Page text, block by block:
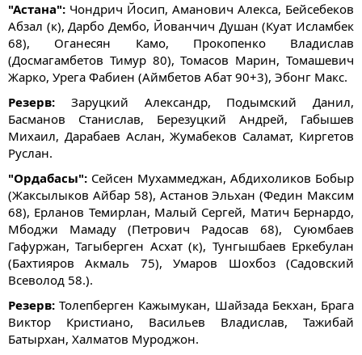
"Астана": Чондрич Йосип, Аманович Алекса, Бейсебеков
Абзал (к), Дарбо Дембо, Йованчич Душан (Куат Исламбек
68), Оганесян Камо, Прокопенко Владислав
(Досмагамбетов Тимур 80), Томасов Марин, Томашевич
Жарко, Урега Фабиен (Аймбетов Абат 90+3), Эбонг Макс.
Резерв: Заруцкий Александр, Подымский Данил,
Басманов Станислав, Березуцкий Андрей, Габышев
Михаил, Дарабаев Аслан, Жумабеков Саламат, Киргетов
Руслан.
"Ордабасы": Сейсен Мухаммеджан, Абдихоликов Бобыр
(Жаксылыков Айбар 58), Астанов Эльхан (Федин Максим
68), Ерланов Темирлан, Малый Сергей, Матич Бернардо,
Мбоджи Мамаду (Петрович Радосав 68), Суюмбаев
Гафуржан, Тагыберген Асхат (к), Тунгышбаев Еркебулан
(Бахтияров Акмаль 75), Умаров Шохбоз (Садовский
Всеволод 58.).
Резерв: Толепберген Кажымукан, Шайзада Бекхан, Брага
Виктор Кристиано, Васильев Владислав, Тажибай
Батырхан, Халматов Муроджон.